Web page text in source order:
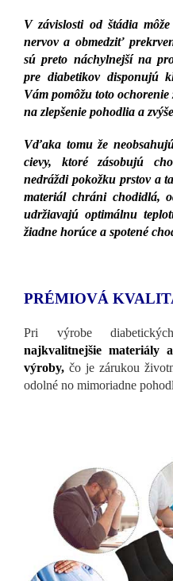
V závislosti od štádia
nervov a obmedziť
sú preto náchylnejší na
pre diabetikov disponujú
Vám pomôžu toto
na zlepšenie pohodlia a
Vďaka tomu že
cievy, ktoré zásobujú
nedráždi pokožku prstov a
materiál chráni chodidlá,
udržiavajú optimálnu
žiadne horúce a spotené
PRÉMIOVÁ
Pri výrobe
najkvalitnejšie materiály
výroby, čo je zárukou
odolné no mimoriadne